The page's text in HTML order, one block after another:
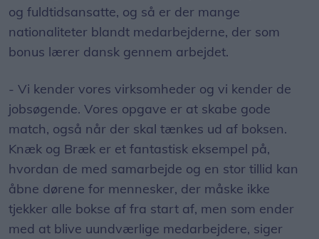
og fuldtidsansatte, og så er der mange
nationaliteter blandt medarbejderne, der som
bonus lærer dansk gennem arbejdet.
- Vi kender vores virksomheder og vi kender de
jobsøgende. Vores opgave er at skabe gode
match, også når der skal tænkes ud af boksen.
Knæk og Bræk er et fantastisk eksempel på,
hvordan de med samarbejde og en stor tillid kan
åbne dørene for mennesker, der måske ikke
tjekker alle bokse af fra start af, men som ender
med at blive uundværlige medarbejdere, siger